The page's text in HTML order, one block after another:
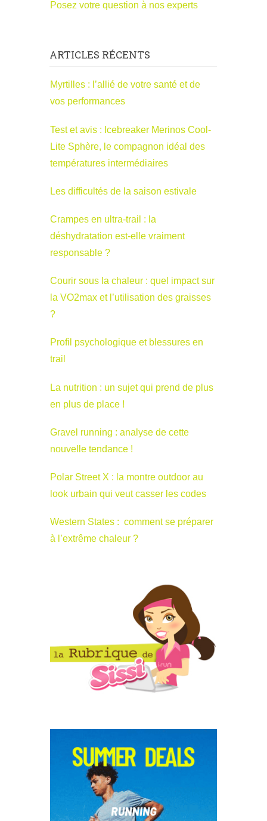
Posez votre question à nos experts
ARTICLES RÉCENTS
Myrtilles : l’allié de votre santé et de
vos performances
Test et avis : Icebreaker Merinos Cool-
Lite Sphère, le compagnon idéal des
températures intermédiaires
Les difficultés de la saison estivale
Crampes en ultra-trail : la
déshydratation est-elle vraiment
responsable ?
Courir sous la chaleur : quel impact sur
la VO2max et l’utilisation des graisses
?
Profil psychologique et blessures en
trail
La nutrition : un sujet qui prend de plus
en plus de place !
Gravel running : analyse de cette
nouvelle tendance !
Polar Street X : la montre outdoor au
look urbain qui veut casser les codes
Western States : comment se préparer
à l’extrême chaleur ?